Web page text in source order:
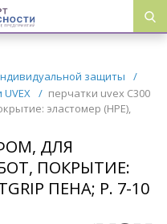
защиты
/
/ перчатки uvex С300
эластомер (HPE),
ДЛЯ
ПОКРЫТИЕ:
ПЕНА; Р. 7-10